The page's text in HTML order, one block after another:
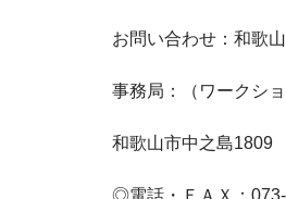
お問い合わせ：和歌
事務局：（ワークシ
和歌山市中之島1809
◎電話・ＦＡＸ：